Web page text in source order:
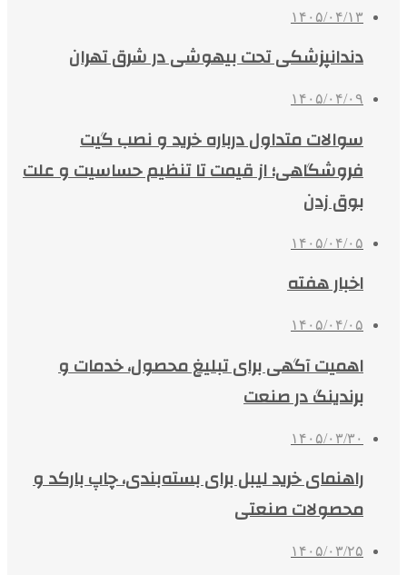
۱۴۰۵/۰۴/۱۳
دندانپزشکی تحت بیهوشی در شرق تهران
۱۴۰۵/۰۴/۰۹
سوالات متداول درباره خرید و نصب گیت
فروشگاهی؛ از قیمت تا تنظیم حساسیت و علت
بوق زدن
۱۴۰۵/۰۴/۰۵
اخبار هفته
۱۴۰۵/۰۴/۰۵
اهمیت آگهی برای تبلیغ محصول، خدمات و
برندینگ در صنعت
۱۴۰۵/۰۳/۳۰
راهنمای خرید لیبل برای بسته‌بندی، چاپ بارکد و
محصولات صنعتی
۱۴۰۵/۰۳/۲۵